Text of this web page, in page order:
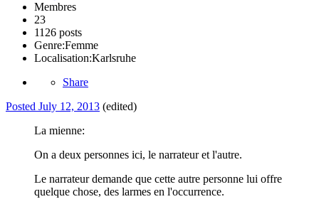
Membres
23
1126 posts
Genre:Femme
Localisation:Karlsruhe
Share
Posted July 12, 2013 (edited)
La mienne:
On a deux personnes ici, le narrateur et l'autre.
Le narrateur demande que cette autre personne lui offre
quelque chose, des larmes en l'occurrence.